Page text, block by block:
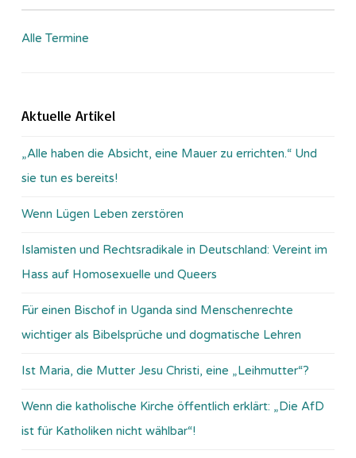
Alle Termine
Aktuelle Artikel
„Alle haben die Absicht, eine Mauer zu errichten.“ Und
sie tun es bereits!
Wenn Lügen Leben zerstören
Islamisten und Rechtsradikale in Deutschland: Vereint im
Hass auf Homosexuelle und Queers
Für einen Bischof in Uganda sind Menschenrechte
wichtiger als Bibelsprüche und dogmatische Lehren
Ist Maria, die Mutter Jesu Christi, eine „Leihmutter“?
Wenn die katholische Kirche öffentlich erklärt: „Die AfD
ist für Katholiken nicht wählbar“!